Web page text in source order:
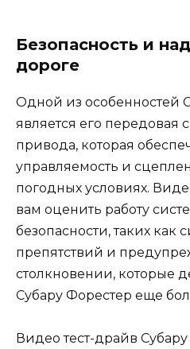
Безопасность и
дороге
Одной из особенностей
является его передовая
привода, которая
управляемость и
погодных условиях.
вам оценить работу
безопасности, таких как
препятствий и
столкновении, которые
Субару Форестер еще
Видео тест-драйв